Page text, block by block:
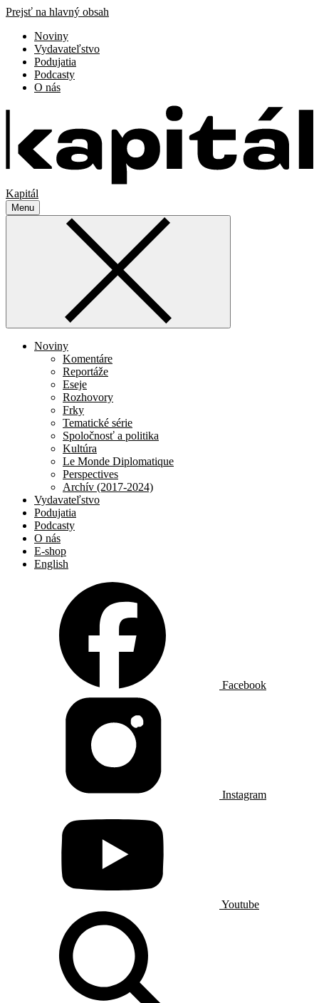
Prejsť na hlavný obsah
Noviny
Vydavateľstvo
Podujatia
Podcasty
O nás
Kapitál
Menu
Noviny
Komentáre
Reportáže
Eseje
Rozhovory
Frky
Tematické série
Spoločnosť a politika
Kultúra
Le Monde Diplomatique
Perspectives
Archív (2017-2024)
Vydavateľstvo
Podujatia
Podcasty
O nás
E-shop
English
Facebook
Instagram
Youtube